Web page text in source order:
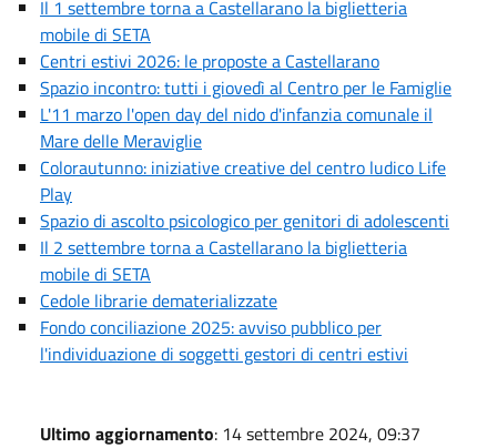
Il 1 settembre torna a Castellarano la biglietteria
mobile di SETA
Centri estivi 2026: le proposte a Castellarano
Spazio incontro: tutti i giovedì al Centro per le Famiglie
L'11 marzo l'open day del nido d'infanzia comunale il
Mare delle Meraviglie
Colorautunno: iniziative creative del centro ludico Life
Play
Spazio di ascolto psicologico per genitori di adolescenti
Il 2 settembre torna a Castellarano la biglietteria
mobile di SETA
Cedole librarie dematerializzate
Fondo conciliazione 2025: avviso pubblico per
l'individuazione di soggetti gestori di centri estivi
Ultimo aggiornamento: 14 settembre 2024, 09:37